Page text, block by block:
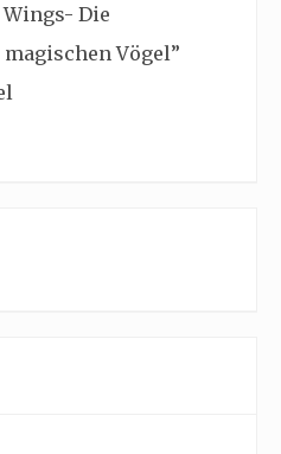
Wings- Die
Vögel”